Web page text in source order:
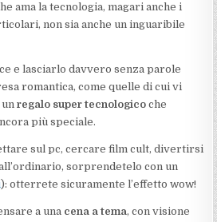
ama la tecnologia, magari anche i
non sia anche un inguaribile
e lasciarlo davvero senza parole
romantica, come quelle di cui vi
unregalo super tecnologico che
più speciale.
sul pc, cercare film cult, divertirsi
sorprendetelo con un
): otterrete sicuramente l’effetto wow!
a una cena a tema, con visione